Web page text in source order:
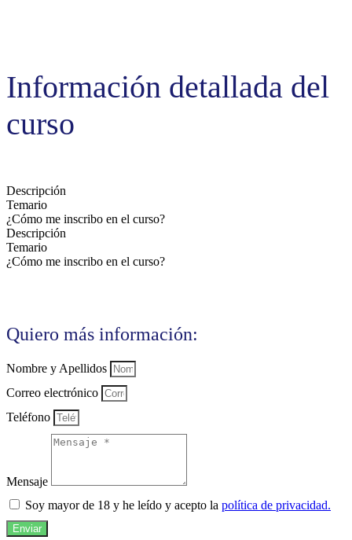
Información detallada del
curso
Descripción
Temario
¿Cómo me inscribo en el curso?
Descripción
Temario
¿Cómo me inscribo en el curso?
Quiero más información:
Nombre y Apellidos
Correo electrónico
Teléfono
Mensaje
Soy mayor de 18 y he leído y acepto la política de privacidad.
Enviar